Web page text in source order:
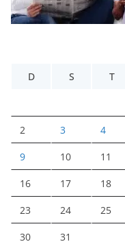
D
S T
2 3 4
9 10 11
16 17 18
23 24 25
30 31